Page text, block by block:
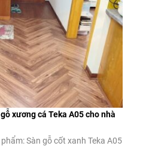
xương cá Teka A05 cho nhà
Sàn gỗ cốt xanh Teka A05